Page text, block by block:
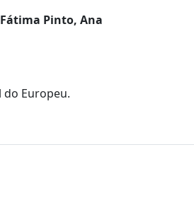
Pinto, Ana
Europeu.